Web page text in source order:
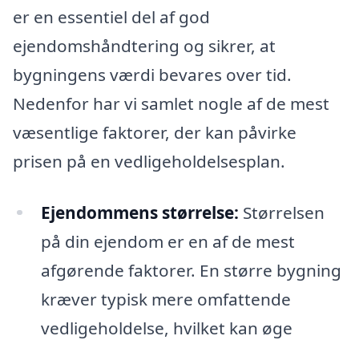
er en essentiel del af god
ejendomshåndtering og sikrer, at
bygningens værdi bevares over tid.
Nedenfor har vi samlet nogle af de mest
væsentlige faktorer, der kan påvirke
prisen på en vedligeholdelsesplan.
Ejendommens størrelse: Størrelsen
på din ejendom er en af de mest
afgørende faktorer. En større bygning
kræver typisk mere omfattende
vedligeholdelse, hvilket kan øge